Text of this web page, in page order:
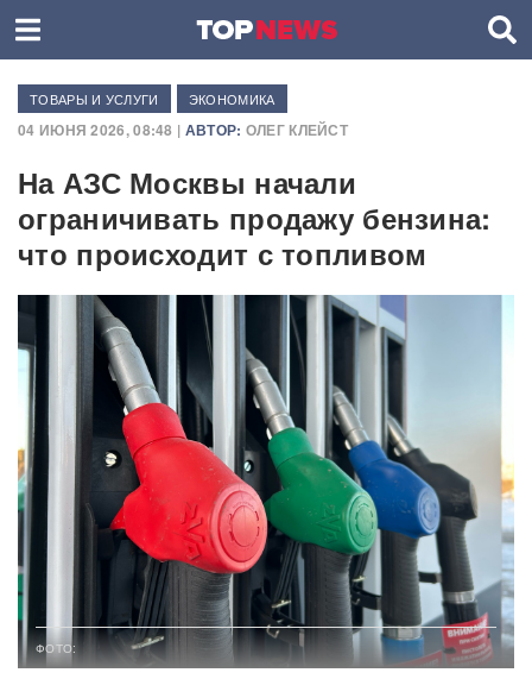
ТОВАРЫ И УСЛУГИ ЭКОНОМИКА
04 ИЮНЯ 2026, 08:48 | АВТОР: ОЛЕГ КЛЕЙСТ
На АЗС Москвы начали
ограничивать продажу бензина:
что происходит с топливом
ФОТО: